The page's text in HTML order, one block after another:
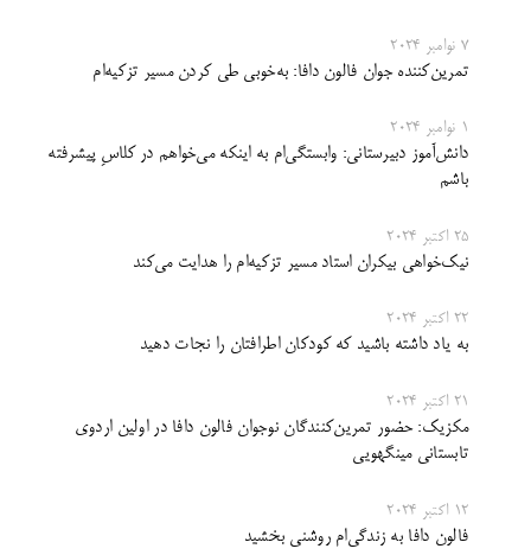
7 نوامبر 2024
تمرین‌کننده جوان فالون دافا: به‌خوبی طی کردن مسیر تزکیه‌ام
1 نوامبر 2024
دانش‌آموز دبیرستانی: وابستگی‌ام به اینکه می‌خواهم در کلاسِ پیشرفته
باشم
25 اکتبر 2024
نیک‌خواهی بیکران استاد مسیر تزکیه‌ام را هدایت می‌کند
22 اکتبر 2024
به یاد داشته باشید که کودکان اطرافتان را نجات دهید
21 اکتبر 2024
مکزیک: حضور تمرین‌کنندگان نوجوان فالون دافا در اولین اردوی
تابستانی مینگهویی
12 اکتبر 2024
فالون دافا به زندگی‌ام روشنی بخشید